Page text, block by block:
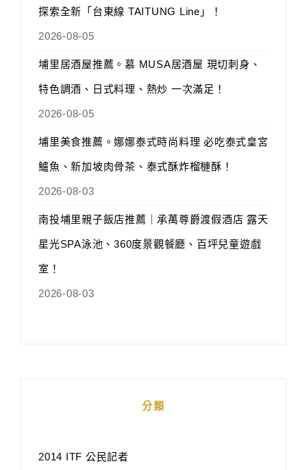
探索全新「台東線 TAITUNG Line」！
2026-08-05
埔里居酒屋推薦。慕 MUSA居酒屋 現切刺身、
特色調酒、日式料理、熱炒 一次滿足！
2026-08-05
埔里美食推薦。娜娜泰式時尚料理 必吃泰式皇宮
鱸魚、新加坡肉骨茶、泰式酥炸榴槤酥！
2026-08-03
南投埔里親子飯店推薦｜承萬尊爵渡假酒店 露天
星光SPA泳池、360度景觀餐廳、百坪兒童遊戲
室！
2026-08-03
分類
2014 ITF 公民記者